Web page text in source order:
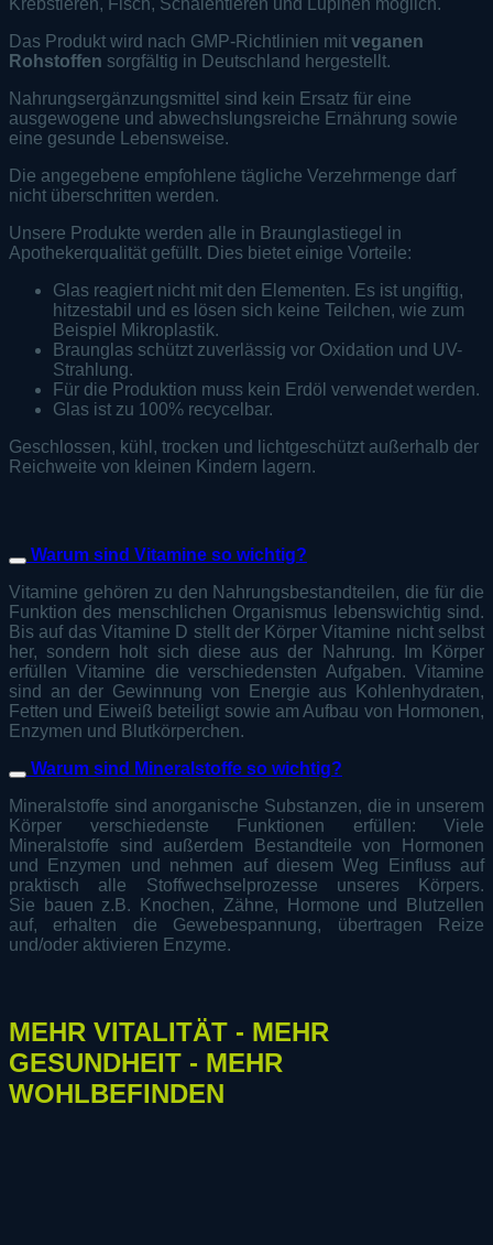
Das Produkt wird nach GMP-Richtlinien mit veganen
Rohstoffen sorgfältig in Deutschland hergestellt.
Nahrungsergänzungsmittel sind kein Ersatz für eine
ausgewogene und abwechslungsreiche Ernährung sowie
eine gesunde Lebensweise.
Die angegebene empfohlene tägliche Verzehrmenge darf
nicht überschritten werden.
Unsere Produkte werden alle in Braunglastiegel in
Apothekerqualität gefüllt. Dies bietet einige Vorteile:
Glas reagiert nicht mit den Elementen. Es ist ungiftig,
hitzestabil und es lösen sich keine Teilchen, wie zum
Beispiel Mikroplastik.
Braunglas schützt zuverlässig vor Oxidation und UV-
Strahlung.
Für die Produktion muss kein Erdöl verwendet werden.
Glas ist zu 100% recycelbar.
Geschlossen, kühl, trocken und lichtgeschützt außerhalb der
Reichweite von kleinen Kindern lagern.
Warum sind Vitamine so wichtig?
Vitamine gehören zu den Nahrungsbestandteilen, die für die
Funktion des menschlichen Organismus lebenswichtig sind.
Bis auf das Vitamine D stellt der Körper Vitamine nicht selbst
her, sondern holt sich diese aus der Nahrung. Im Körper
erfüllen Vitamine die verschiedensten Aufgaben. Vitamine
sind an der Gewinnung von Energie aus Kohlenhydraten,
Fetten und Eiweiß beteiligt sowie am Aufbau von Hormonen,
Enzymen und Blutkörperchen.
Warum sind Mineralstoffe so wichtig?
Mineralstoffe sind anorganische Substanzen, die in unserem
Körper verschiedenste Funktionen erfüllen: Viele
Mineralstoffe sind außerdem Bestandteile von Hormonen
und Enzymen und nehmen auf diesem Weg Einfluss auf
praktisch alle Stoffwechselprozesse unseres Körpers.
Sie bauen z.B. Knochen, Zähne, Hormone und Blutzellen
auf, erhalten die Gewebespannung, übertragen Reize
und/oder aktivieren Enzyme.
MEHR VITALITÄT - MEHR
GESUNDHEIT - MEHR
WOHLBEFINDEN